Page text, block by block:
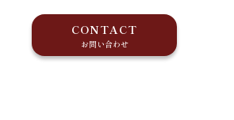
お問い合わせ
CONTACT